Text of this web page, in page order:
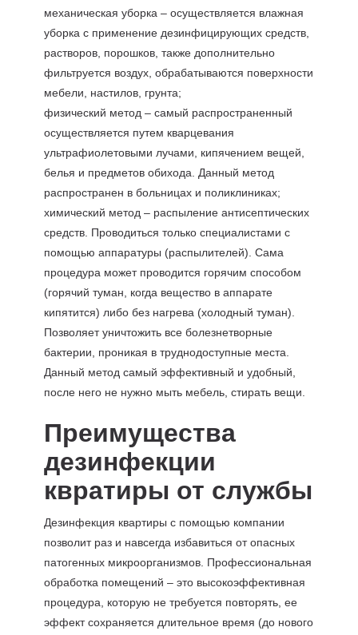
механическая уборка – осуществляется влажная
уборка с применение дезинфицирующих средств,
растворов, порошков, также дополнительно
фильтруется воздух, обрабатываются поверхности
мебели, настилов, грунта;
физический метод – самый распространенный
осуществляется путем кварцевания
ультрафиолетовыми лучами, кипячением вещей,
белья и предметов обихода. Данный метод
распространен в больницах и поликлиниках;
химический метод – распыление антисептических
средств. Проводиться только специалистами с
помощью аппаратуры (распылителей). Сама
процедура может проводится горячим способом
(горячий туман, когда вещество в аппарате
кипятится) либо без нагрева (холодный туман).
Позволяет уничтожить все болезнетворные
бактерии, проникая в труднодоступные места.
Данный метод самый эффективный и удобный,
после него не нужно мыть мебель, стирать вещи.
Преимущества
дезинфекции
квратиры от службы
Дезинфекция квартиры с помощью компании
позволит раз и навсегда избавиться от опасных
патогенных микроорганизмов. Профессиональная
обработка помещений – это высокоэффективная
процедура, которую не требуется повторять, ее
эффект сохраняется длительное время (до нового